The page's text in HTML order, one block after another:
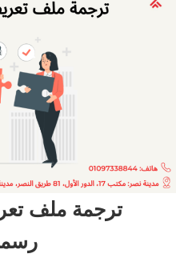
ترجمة ملف